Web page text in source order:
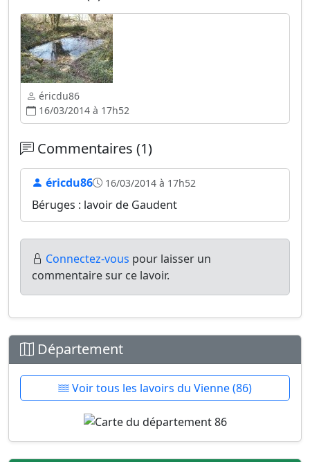
éricdu86
16/03/2014 à 17h52
Commentaires (1)
éricdu86 16/03/2014 à 17h52
Béruges : lavoir de Gaudent
Connectez-vous pour laisser un
commentaire sur ce lavoir.
Département
Voir tous les lavoirs du Vienne (86)